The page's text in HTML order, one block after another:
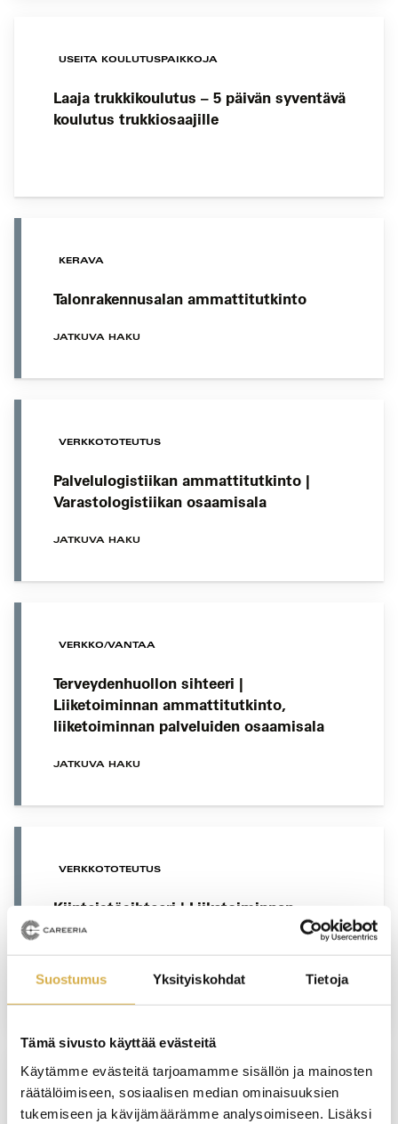
Suostumus Yksityiskohdat Tietoja
Tämä sivusto käyttää evästeitä
Käytämme evästeitä tarjoamamme sisällön ja mainosten
räätälöimiseen, sosiaalisen median ominaisuuksien
tukemiseen ja kävijämäärämme analysoimiseen. Lisäksi
USEITA KOULUTUSPAIKKOJA
Laaja trukkikoulutus – 5 päivän syventävä
koulutus trukkiosaajille
KERAVA
Talonrakennusalan ammattitutkinto
JATKUVA HAKU
VERKKOTOTEUTUS
Palvelulogistiikan ammattitutkinto |
Varastologistiikan osaamisala
JATKUVA HAKU
VERKKO/VANTAA
Terveydenhuollon sihteeri |
Liiketoiminnan ammattitutkinto,
liiketoiminnan palveluiden osaamisala
JATKUVA HAKU
VERKKOTOTEUTUS
Kiinteistösihteeri | Liiketoiminnan
ammattitutkinto, liiketoiminnan
palveluiden osaamisala
Henkilöstöpalvelut | Liiketoiminnan